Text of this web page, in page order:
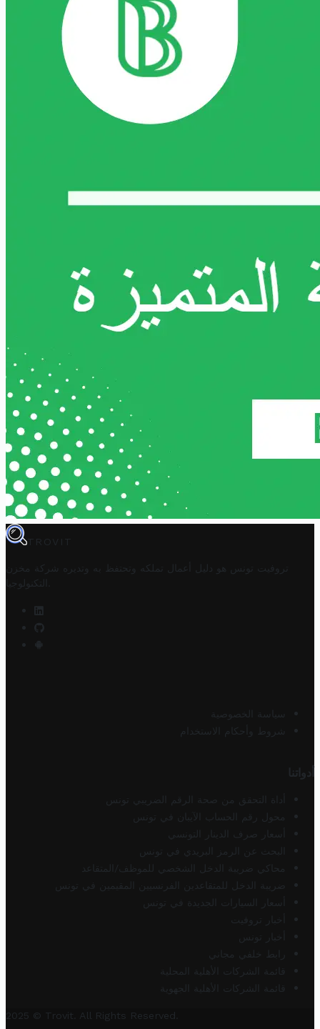
TROVIT
تروفيت تونس هو دليل أعمال تملكه وتحتفظ به وتديره
شركة مخزن
التكنولوجيا
سياسة الخصوصية
شروط وأحكام الاستخدام
أدواتنا
أداة التحقق من صحة الرقم الضريبي تونس
محول رقم الحساب الآيبان في تونس
أسعار صرف الدينار التونسي
البحث عن الرمز البريدي في تونس
محاكي ضريبة الدخل الشخصي للموظف/المتقاعد
ضريبة الدخل للمتقاعدين الفرنسيين المقيمين في تونس
أسعار السيارات الجديدة في تونس
أخبار تروفيت
أخبار تونس
رابط خلفي مجاني
قائمة الشركات الأهلية المحلية
قائمة الشركات الأهلية الجهوية
2025 © Trovit. All Rights Reserved.